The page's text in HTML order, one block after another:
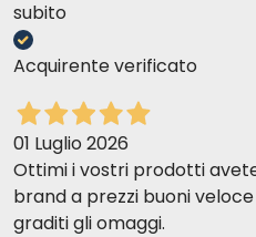
subito
Acquirente verificato
01 Luglio 2026
Ottimi i vostri prodotti
brand a prezzi buoni
graditi gli omaggi.